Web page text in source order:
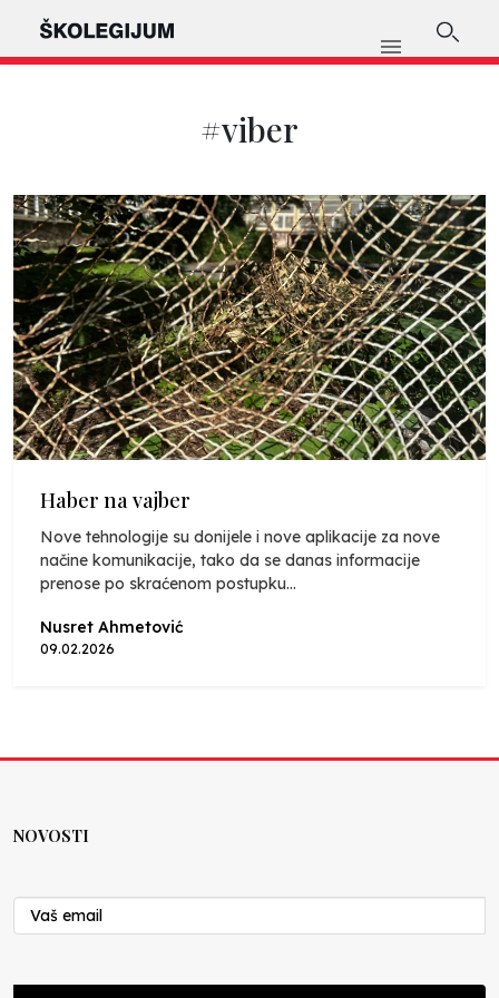
#viber
Haber na vajber
Nove tehnologije su donijele i nove aplikacije za nove
načine komunikacije, tako da se danas informacije
prenose po skraćenom postupku...
Nusret Ahmetović
09.02.2026
NOVOSTI